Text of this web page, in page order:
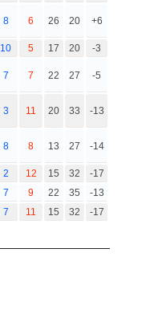
8 6 26 20 +6
10 5 17 20 -3
7 7 22 27 -5
3 11 20 33 -13
8 8 13 27 -14
2 12 15 32
-17
7 9 22 35
-13
7 11 15 32 -17